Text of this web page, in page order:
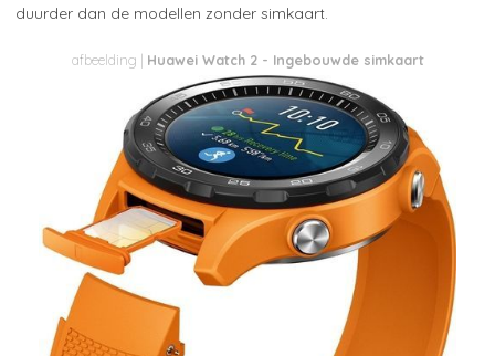
duurder dan de modellen zonder simkaart.
Huawei Watch 2 - Ingebouwde simkaart